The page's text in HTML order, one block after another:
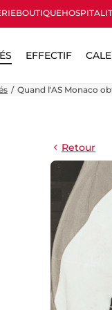
BOUTIQUE
EFFECTIF
Quand l'AS Monaco
Retour